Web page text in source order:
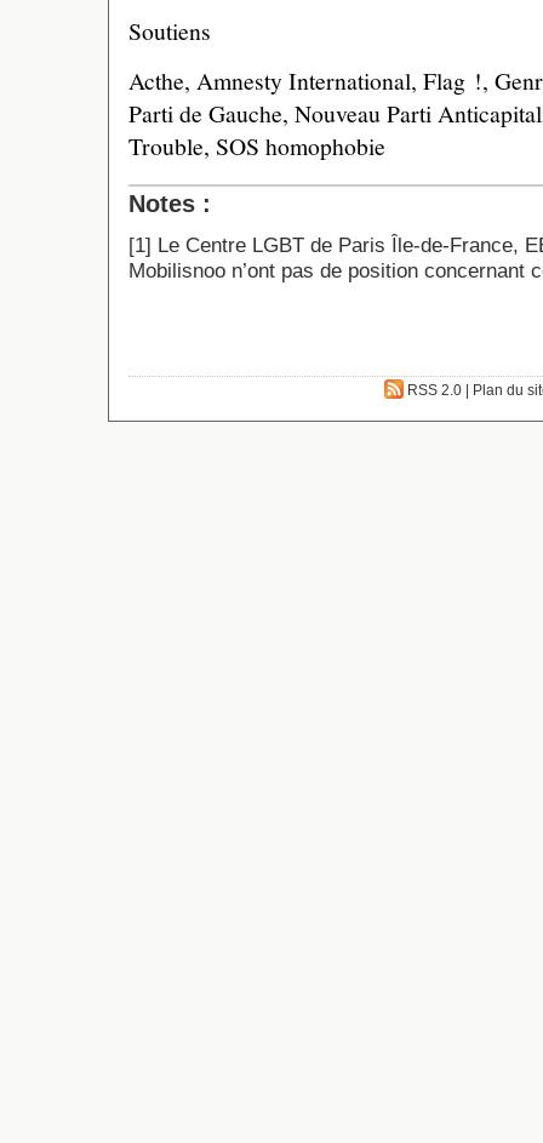
Soutiens
Acthe, Amnesty International, Flag !,
Parti de Gauche, Nouveau Parti
Trouble, SOS homophobie
Notes :
[1] Le Centre LGBT de Paris Île-de-France,
Mobilisnoo n’ont pas de position concernant
RSS 2.0 Plan du